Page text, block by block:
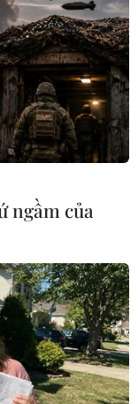
mắc
ngầm của